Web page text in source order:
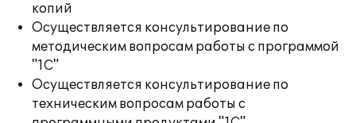
копий
Осуществляется консультирование по
методическим вопросам работы с программой
"1С"
Осуществляется консультирование по
техническим вопросам работы с